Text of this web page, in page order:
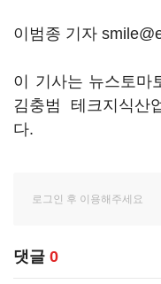
이범종 기자
이 기사는 뉴스토마
김충범 테크지식산
다.
댓글 0